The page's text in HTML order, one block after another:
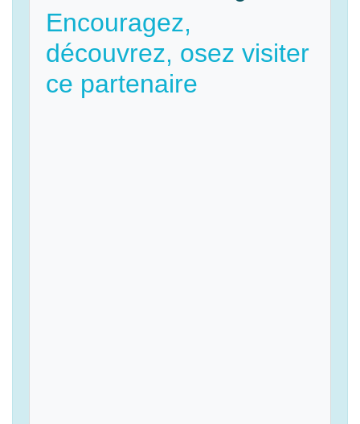
Encouragez,
découvrez, osez visiter
ce partenaire